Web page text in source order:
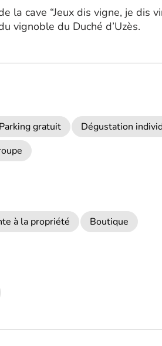
la cave “Jeux dis vigne, je dis
vignoble du Duché d’Uzès.
Parking gratuit
Dégustation
à la propriété Boutique